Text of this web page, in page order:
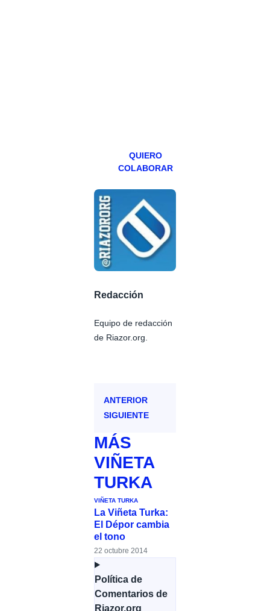
QUIERO
COLABORAR
Redacción
Equipo de redacción
de Riazor.org.
ANTERIOR
SIGUIENTE
MÁS
VIÑETA
TURKA
VIÑETA TURKA
La Viñeta Turka:
El Dépor cambia
el tono
22 octubre 2014
Política de
Comentarios de
Riazor.org